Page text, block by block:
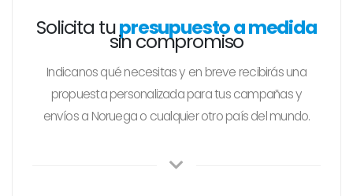
Solicita tupresupuesto a medida
sin compromiso
Indicanos qué necesitas y en breve recibirás una
propuesta personalizada para tus campañas y
envíos a Noruega o cualquier otro país del mundo.